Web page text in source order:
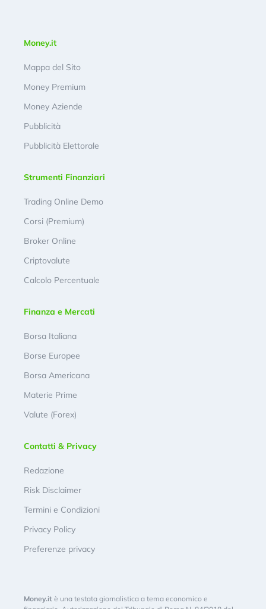
Money.it
Mappa del Sito
Money Premium
Money Aziende
Pubblicità
Pubblicità Elettorale
Strumenti Finanziari
Trading Online Demo
Corsi (Premium)
Broker Online
Criptovalute
Calcolo Percentuale
Finanza e Mercati
Borsa Italiana
Borse Europee
Borsa Americana
Materie Prime
Valute (Forex)
Contatti & Privacy
Redazione
Risk Disclaimer
Termini e Condizioni
Privacy Policy
Preferenze privacy
Money.it è una testata giornalistica a tema economico e